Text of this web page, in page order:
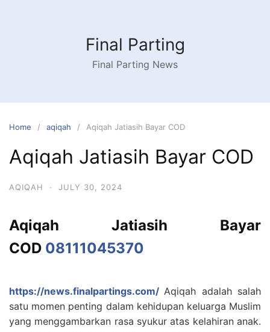
Final Parting
Final Parting News
Home aqiqah Aqiqah Jatiasih Bayar COD
Aqiqah Jatiasih Bayar COD
AQIQAH · JULY 30, 2024
Aqiqah Jatiasih Bayar
COD 08111045370
https://news.finalpartings.com/ Aqiqah adalah salah
satu momen penting dalam kehidupan keluarga Muslim
yang menggambarkan rasa syukur atas kelahiran anak.